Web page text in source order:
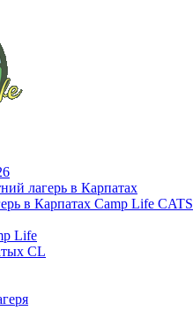
лагерь в Карпатах
в Карпатах Сamp Life CATS
Life
CL